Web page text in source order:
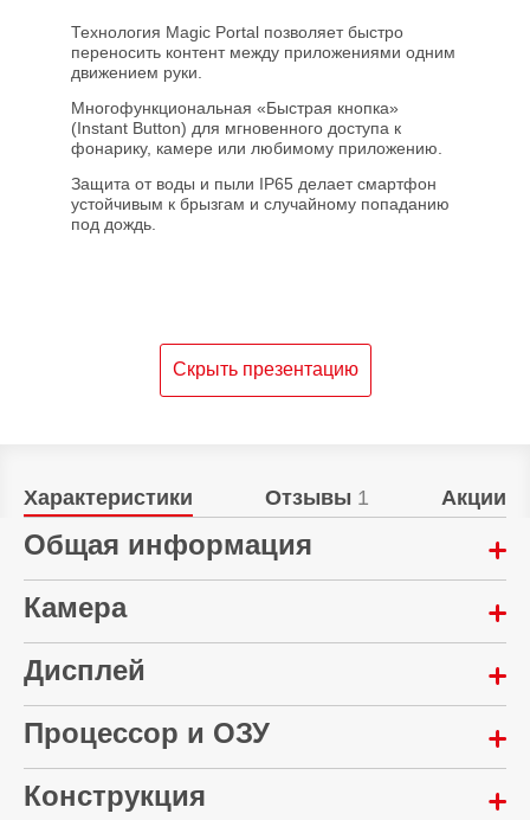
Технология Magic Portal позволяет быстро
переносить контент между приложениями одним
движением руки.
Многофункциональная «Быстрая кнопка»
(Instant Button) для мгновенного доступа к
фонарику, камере или любимому приложению.
Защита от воды и пыли IP65 делает смартфон
устойчивым к брызгам и случайному попаданию
под дождь.
Скрыть презентацию
Характеристики Отзывы 1 Акции
Общая информация
Год выпуска:
eSim:
Нет
Материал корпуса:
Камера
Мультикамера:
108 Мп + 2 Мп
Автофокусировка:
Да
Встроенная вспышка:
Дисплей
Диагональ экрана:
6.77 "
Количество цветов экрана:
Процессор и ОЗУ
Количество ядер процессора:
Конструкция